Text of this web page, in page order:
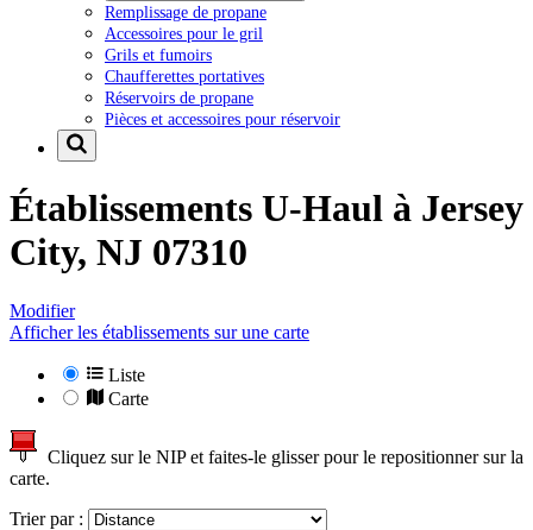
Remplissage de propane
Accessoires pour le gril
Grils et fumoirs
Chaufferettes portatives
Réservoirs de propane
Pièces et accessoires pour réservoir
Établissements U-Haul à Jersey
City, NJ 07310
Modifier
Afficher les établissements sur une carte
Liste
Carte
Cliquez sur le NIP et faites-le glisser pour le repositionner sur la
carte.
Trier par :